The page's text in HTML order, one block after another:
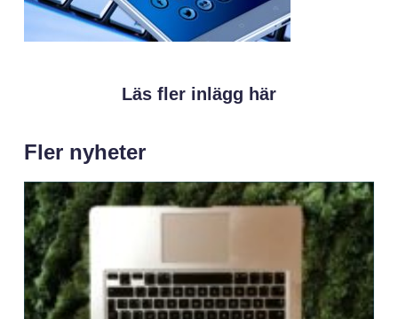
Läs fler inlägg här
Fler nyheter